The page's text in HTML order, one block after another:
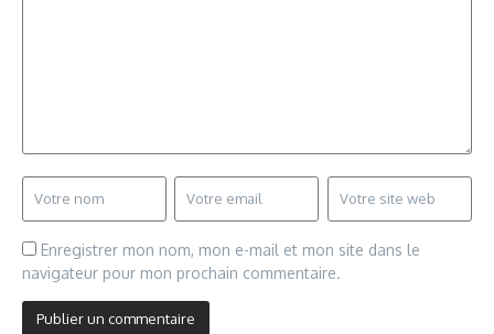
Enregistrer mon nom, mon e-mail et mon site dans le
navigateur pour mon prochain commentaire.